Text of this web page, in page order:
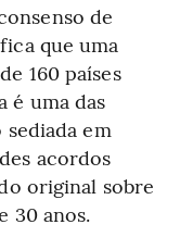
de
que uma
160 países
é uma das
em
acordos
original sobre
30 anos.